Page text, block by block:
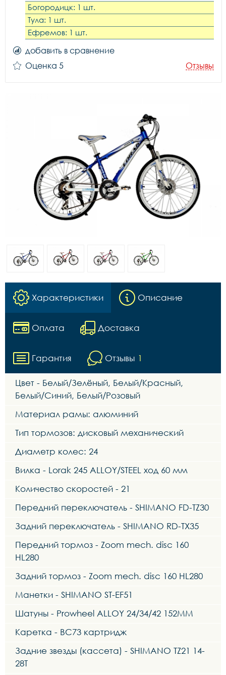
Богородицк: 1 шт.
Тула: 1 шт.
Ефремов: 1 шт.
добавить в сравнение
Оценка 5
Отзывы
Характеристики Описание
Оплата Доставка
Гарантия Отзывы 1
Цвет - Белый/Зелёный, Белый/Красный,
Белый/Синий, Белый/Розовый
Материал рамы: алюминий
Тип тормозов: дисковый механический
Диаметр колес: 24
Вилка - Lorak 245 ALLOY/STEEL ход 60 мм
Количество скоростей - 21
Передний переключатель - SHIMANO FD-TZ30
Задний переключатель - SHIMANO RD-TX35
Передний тормоз - Zoom mech. disc 160
HL280
Задний тормоз - Zoom mech. disc 160 HL280
Манетки - SHIMANO ST-EF51
Шатуны - Prowheel ALLOY 24/34/42 152MM
Каретка - BC73 картридж
Задние звезды (кассета) - SHIMANO TZ21 14-
28T